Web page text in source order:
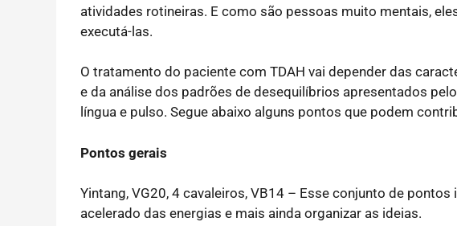
atividades rotineiras. E como são pessoas muito mentais,
executá-las.
O tratamento do paciente com TDAH vai depender das
e da análise dos padrões de desequilíbrios apresentados
língua e pulso. Segue abaixo alguns pontos que podem
Pontos gerais
Yintang, VG20, 4 cavaleiros, VB14 – Esse conjunto de
acelerado das energias e mais ainda organizar as ideias.